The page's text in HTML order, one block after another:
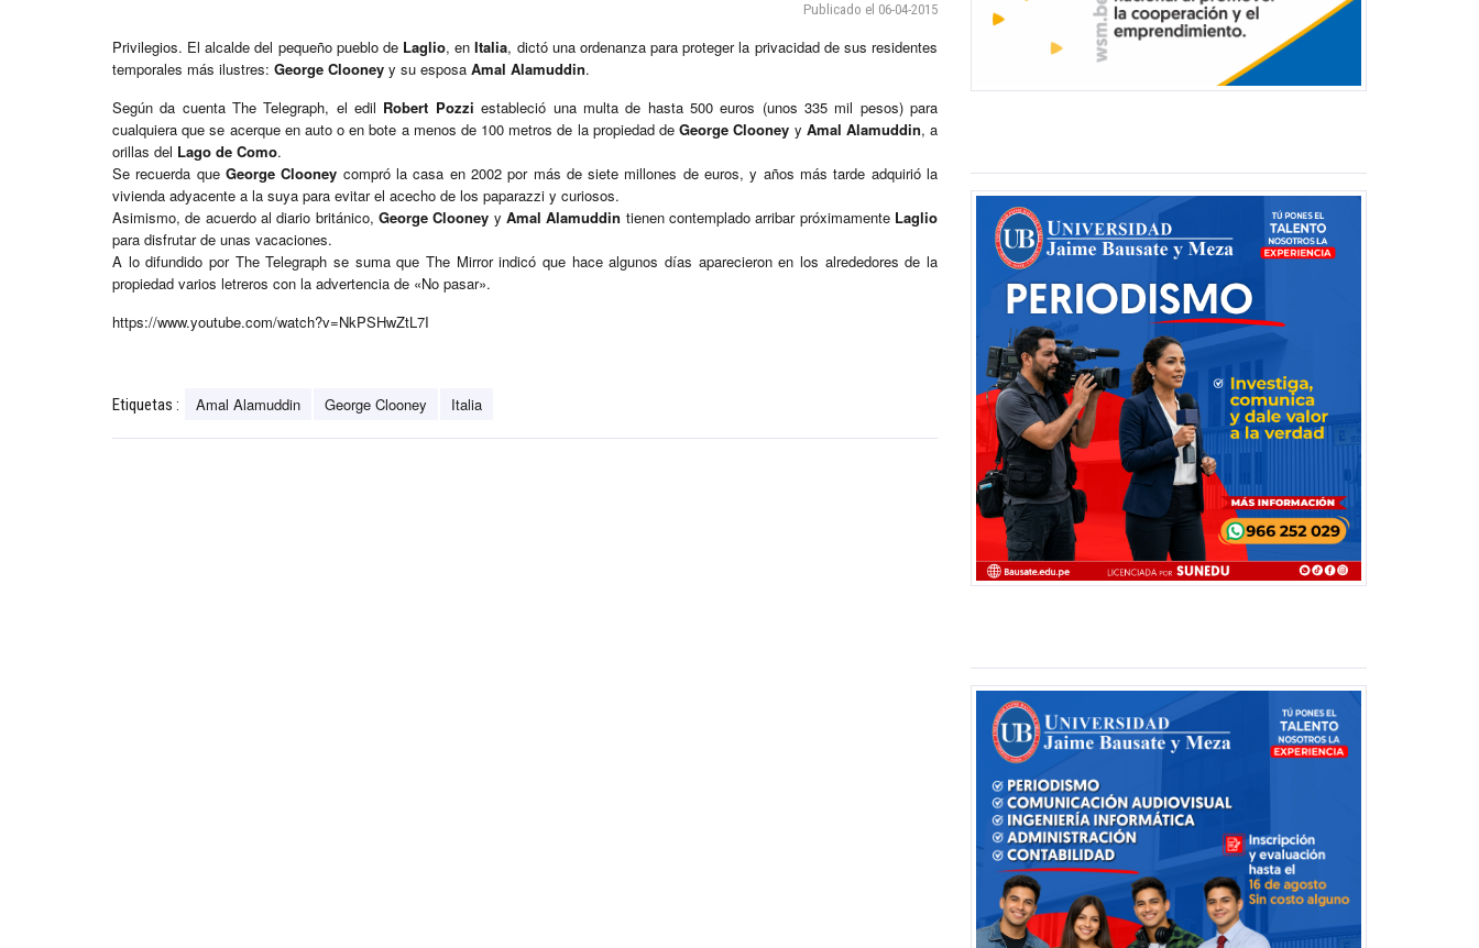
Publicado el 06-04-2015
Privilegios. El alcalde del pequeño pueblo de Laglio, enItalia, dictó una ordenanza para proteger la privacidad de sus residentes
temporales más ilustres: George Clooney y su esposa Amal Alamuddin.
Según da cuenta The Telegraph, el edil Robert Pozzi estableció una multa de hasta 500 euros (unos 335 mil pesos) para
cualquiera que se acerque en auto o en bote a menos de 100 metros de la propiedad deGeorge Clooney y Amal Alamuddin, a
orillas del Lago de Como.
Se recuerda que George Clooney compró la casa en 2002 por más de siete millones de euros, y años más tarde adquirió la
vivienda adyacente a la suya para evitar el acecho de los paparazzi y curiosos.
Asimismo, de acuerdo al diario británico, George Clooney yAmal Alamuddin tienen contemplado arribar próximamente Laglio
para disfrutar de unas vacaciones.
A lo difundido por The Telegraph se suma que The Mirror indicó que hace algunos días aparecieron en los alrededores de la
propiedad varios letreros con la advertencia de «No pasar».
https://www.youtube.com/watch?v=NkPSHwZtL7I
Etiquetas : Amal Alamuddin George Clooney Italia